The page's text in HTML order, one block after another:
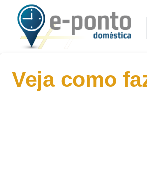
Veja como